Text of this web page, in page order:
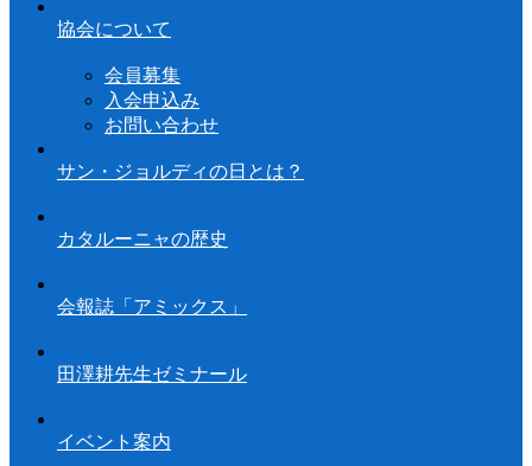
協会について
会員募集
入会申込み
お問い合わせ
サン・ジョルディの日とは？
カタルーニャの歴史
会報誌「アミックス」
田澤耕先生ゼミナール
イベント案内